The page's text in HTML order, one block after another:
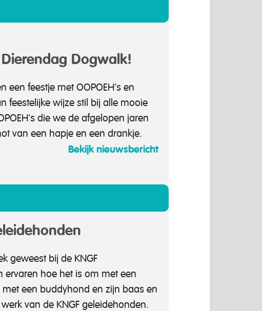
Dierendag Dogwalk!
een feestje met OOPOEH’s en
feestelijke wijze stil bij alle mooie
die we de afgelopen jaren
van een hapje en een drankje.
Bekijk nieuwsbericht
geweest bij de KNGF
ervaren hoe het is om met een
een buddyhond en zijn baas en
van de KNGF geleidehonden.